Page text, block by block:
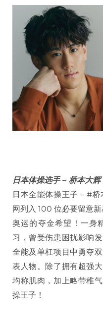
日本体操选手 – 桥本大辉
日本全能体操王子 – #
网列入 100 位必要留意
奥运的夺金希望！一身
习，曾受伤患困扰影响
全能及单杠项目中勇夺
表人物。除了拥有超强
均称肌肉，加上略带稚
操王子！